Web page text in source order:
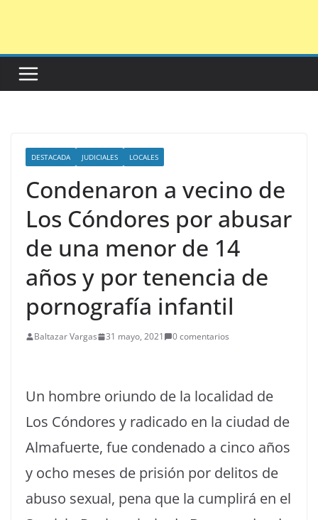
DESTACADA JUDICIALES LOCALES
Condenaron a vecino de
Los Cóndores por abusar
de una menor de 14
años y por tenencia de
pornografía infantil
Baltazar Vargas 31 mayo, 2021 0 comentarios
Un hombre oriundo de la localidad de
Los Cóndores y radicado en la ciudad de
Almafuerte, fue condenado a cinco años
y ocho meses de prisión por delitos de
abuso sexual, pena que la cumplirá en el